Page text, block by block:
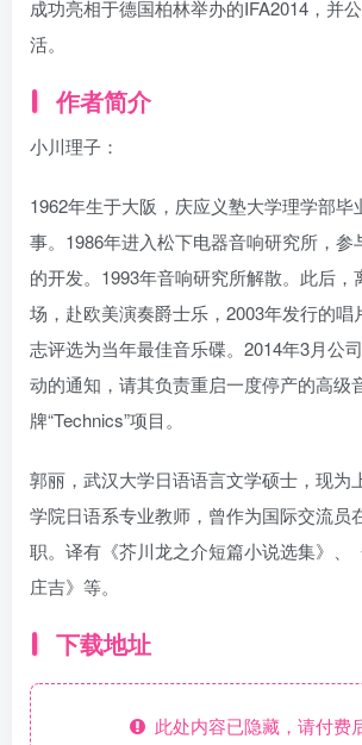
成功亮相于德国柏林举办的IFA2014，并
活。
作者简介
小川理子：
1962年生于大阪，庆应义塾大学理学部毕
事。1986年进入松下电器音响研究所，参
的开发。1993年音响研究所解散。此后，
场，赴欧美演奏爵士乐，2003年发行的唱
志评选为当年最佳音乐碟。2014年3月公
动的通知，请其负责重启一度停产的高级
牌“Technics”项目。
郭丽，武汉大学日语语言文学硕士，现为
学院日语系专业教师，曾作为国际交流员
职。译有《芥川龙之介短篇小说选集》、
庄吉》等。
下载地址
此处内容已隐藏，请付费